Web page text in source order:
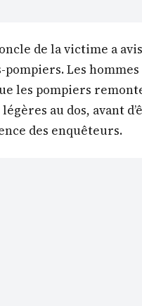
de la victime a
pompiers. Les
les pompiers
au dos, avant
des enquêteurs.